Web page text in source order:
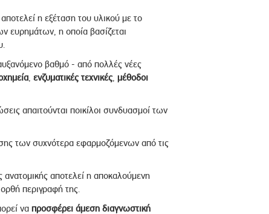
η εξέταση του υλικού με το
ευρημάτων, η οποία βασίζεται
βαθμό - από πολλές νέες
, ενζυματικές τεχνικές, μέθοδοι
απαιτούνται ποικίλοι συνδυασμοί των
των συχνότερα εφαρμοζόμενων από τις
αποτελεί η αποκαλούμενη
περιγραφή της.
να προσφέρει άμεση διαγνωστική